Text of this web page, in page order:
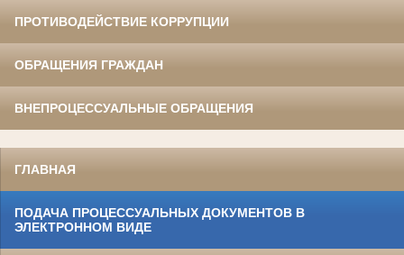
ПРОТИВОДЕЙСТВИЕ КОРРУПЦИИ
ОБРАЩЕНИЯ ГРАЖДАН
ВНЕПРОЦЕССУАЛЬНЫЕ ОБРАЩЕНИЯ
ГЛАВНАЯ
ПОДАЧА ПРОЦЕССУАЛЬНЫХ ДОКУМЕНТОВ В
ЭЛЕКТРОННОМ ВИДЕ